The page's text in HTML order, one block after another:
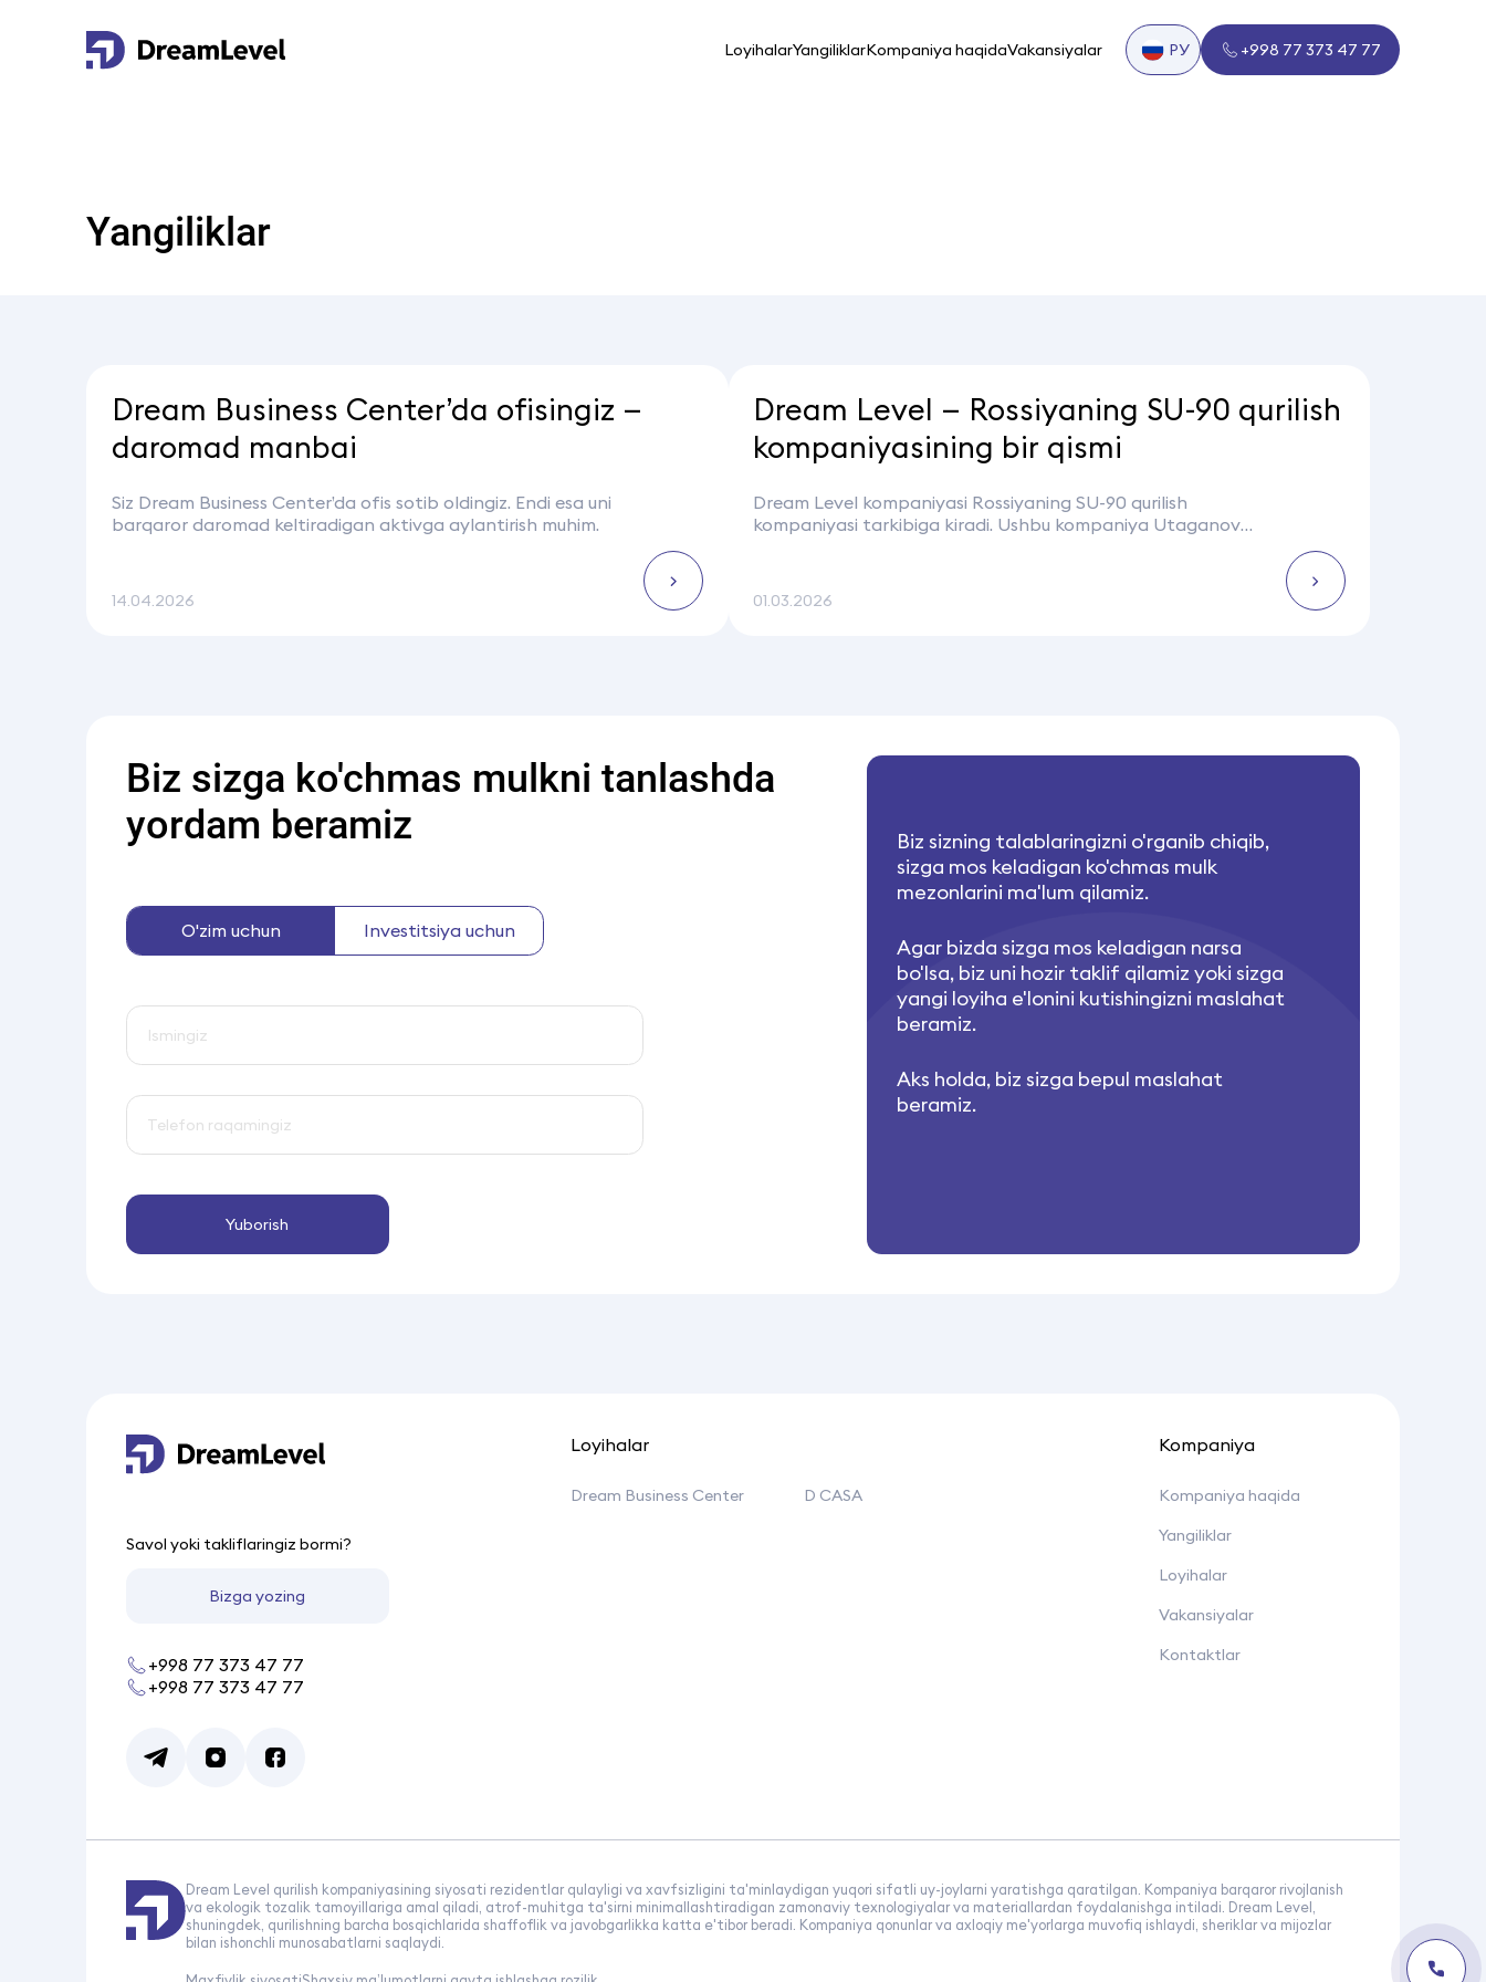
LoyihalarYangiliklarKompaniya haqidaVakansiyalar РУ +998 77 373 47 77
Yangiliklar
Dream Business Center’da ofisingiz —
daromad manbai
Siz Dream Business Center’da ofis sotib oldingiz. Endi esa uni
barqaror daromad keltiradigan aktivga aylantirish muhim.
14.04.2026
Dream Level — Rossiyaning SU-90 qurilish
kompaniyasining bir qismi
Dream Level kompaniyasi Rossiyaning SU-90 qurilish
kompaniyasi tarkibiga kiradi. Ushbu kompaniya Utaganov
01.03.2026
Biz sizga ko'chmas mulkni tanlashda
yordam beramiz
O'zim uchun Investitsiya uchun
Yuborish
Biz sizning talablaringizni o'rganib chiqib,
sizga mos keladigan ko'chmas mulk
mezonlarini ma'lum qilamiz.
Agar bizda sizga mos keladigan narsa
bo'lsa, biz uni hozir taklif qilamiz yoki sizga
yangi loyiha e'lonini kutishingizni maslahat
beramiz.
Aks holda, biz sizga bepul maslahat
beramiz.
Savol yoki takliflaringiz bormi?
Bizga yozing
+998 77 373 47 77
+998 77 373 47 77
Loyihalar
Dream Business Center D CASA
Kompaniya
Kompaniya haqida
Yangiliklar
Loyihalar
Vakansiyalar
Kontaktlar
Dream Level qurilish kompaniyasining siyosati rezidentlar qulayligi va xavfsizligini ta'minlaydigan yuqori sifatli uy-joylarni yaratishga qaratilgan. Kompaniya barqaror rivojlanish
va ekologik tozalik tamoyillariga amal qiladi, atrof-muhitga ta'sirni minimallashtiradigan zamonaviy texnologiyalar va materiallardan foydalanishga intiladi. Dream Level,
shuningdek, qurilishning barcha bosqichlarida shaffoflik va javobgarlikka katta e'tibor beradi. Kompaniya qonunlar va axloqiy me'yorlarga muvofiq ishlaydi, sheriklar va mijozlar
bilan ishonchli munosabatlarni saqlaydi.